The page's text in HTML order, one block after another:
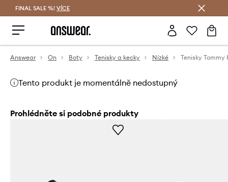
FINAL SALE %! VÍCE
Answear On Boty Tenisky a kecky Nízké
Tento produkt je momentálně nedostupný
Prohlédněte si podobné produkty